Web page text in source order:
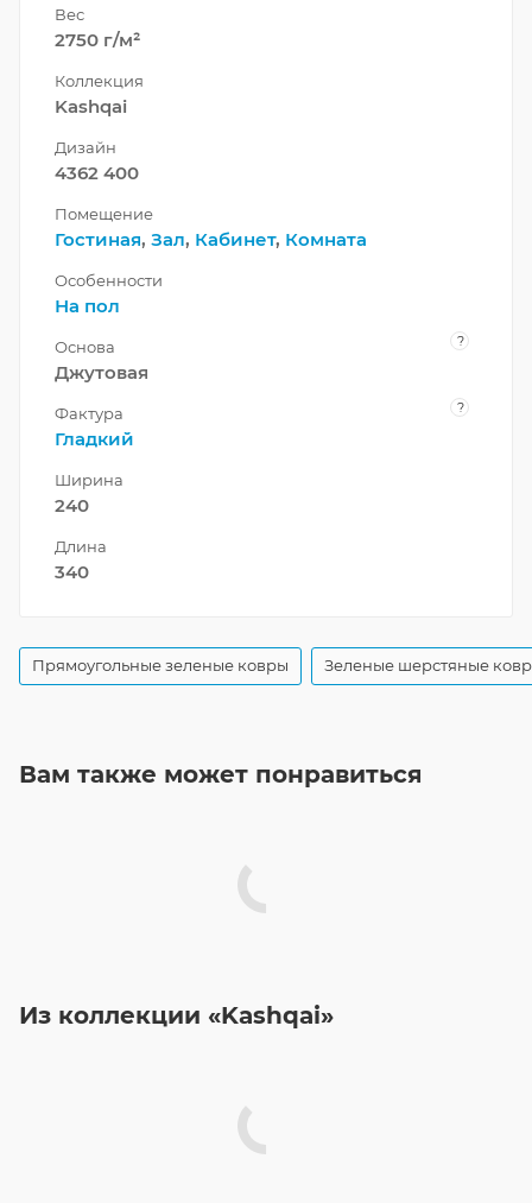
Вес
2750 г/м²
Коллекция
Kashqai
Дизайн
4362 400
Помещение
Гостиная, Зал, Кабинет, Комната
Особенности
На пол
Основа ?
Джутовая
Фактура ?
Гладкий
Ширина
240
Длина
340
Прямоугольные зеленые ковры Зеленые шерстяные
Вам также может понравиться
Из коллекции «Kashqai»